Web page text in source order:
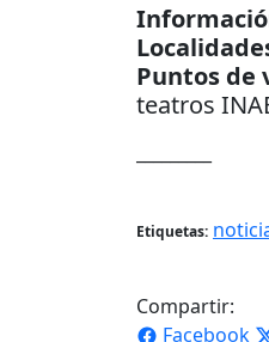
Puntos de
teatros
Etiquetas:
Compartir:
Facebook